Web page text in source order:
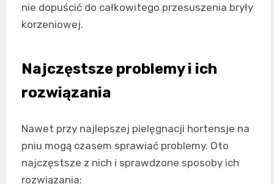
nie dopuścić do całkowitego przesuszenia bryły
korzeniowej.
Najczęstsze problemy i ich
rozwiązania
Nawet przy najlepszej pielęgnacji hortensje na
pniu mogą czasem sprawiać problemy. Oto
najczęstsze z nich i sprawdzone sposoby ich
rozwiązania: